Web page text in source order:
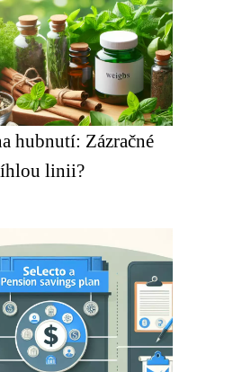
hubnutí: Zázračné
linii?